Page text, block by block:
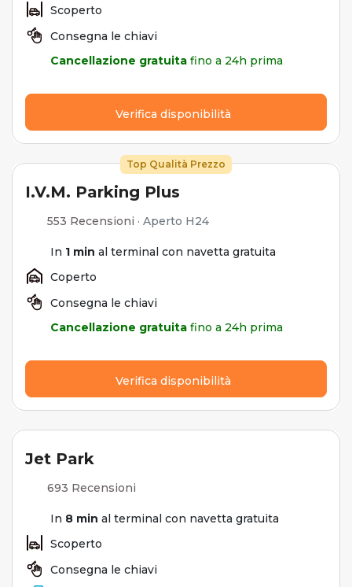
Scoperto
Consegna le chiavi
Cancellazione gratuita fino a 24h prima
Verifica disponibilità
Top Qualità Prezzo
I.V.M. Parking Plus
553 Recensioni · Aperto H24
In 1 min al terminal con navetta gratuita
Coperto
Consegna le chiavi
Cancellazione gratuita fino a 24h prima
Verifica disponibilità
Jet Park
693 Recensioni
In 8 min al terminal con navetta gratuita
Scoperto
Consegna le chiavi